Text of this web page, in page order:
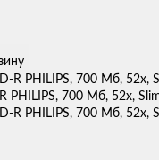
PHILIPS, 700 Мб, 52x,